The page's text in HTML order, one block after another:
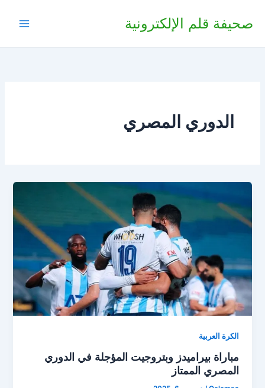
صحيفة قلم الإلكترونية
الدوري المصري
الكرة العربية
مباراة بيراميدز وبتروجيت المؤجلة في الدوري
المصري الممتاز